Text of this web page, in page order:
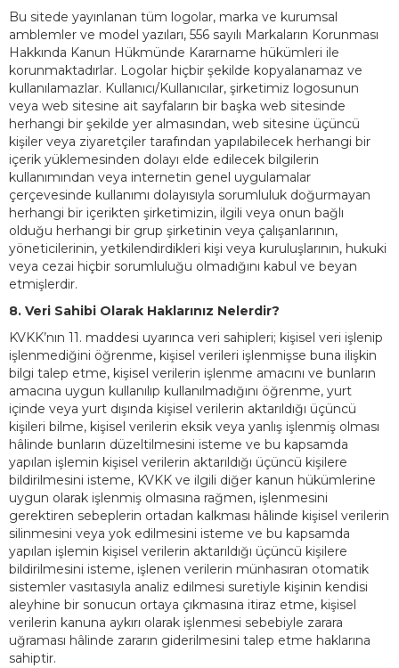
Bu sitede yayınlanan tüm logolar, marka ve kurumsal
amblemler ve model yazıları, 556 sayılı Markaların Korunması
Hakkında Kanun Hükmünde Kararname hükümleri ile
korunmaktadırlar. Logolar hiçbir şekilde kopyalanamaz ve
kullanılamazlar. Kullanıcı/Kullanıcılar, şirketimiz logosunun
veya web sitesine ait sayfaların bir başka web sitesinde
herhangi bir şekilde yer almasından, web sitesine üçüncü
kişiler veya ziyaretçiler tarafından yapılabilecek herhangi bir
içerik yüklemesinden dolayı elde edilecek bilgilerin
kullanımından veya internetin genel uygulamalar
çerçevesinde kullanımı dolayısıyla sorumluluk doğurmayan
herhangi bir içerikten şirketimizin, ilgili veya onun bağlı
olduğu herhangi bir grup şirketinin veya çalışanlarının,
yöneticilerinin, yetkilendirdikleri kişi veya kuruluşlarının, hukuki
veya cezai hiçbir sorumluluğu olmadığını kabul ve beyan
etmişlerdir.
8. Veri Sahibi Olarak Haklarınız Nelerdir?
KVKK’nın 11. maddesi uyarınca veri sahipleri; kişisel veri işlenip
işlenmediğini öğrenme, kişisel verileri işlenmişse buna ilişkin
bilgi talep etme, kişisel verilerin işlenme amacını ve bunların
amacına uygun kullanılıp kullanılmadığını öğrenme, yurt
içinde veya yurt dışında kişisel verilerin aktarıldığı üçüncü
kişileri bilme, kişisel verilerin eksik veya yanlış işlenmiş olması
hâlinde bunların düzeltilmesini isteme ve bu kapsamda
yapılan işlemin kişisel verilerin aktarıldığı üçüncü kişilere
bildirilmesini isteme, KVKK ve ilgili diğer kanun hükümlerine
uygun olarak işlenmiş olmasına rağmen, işlenmesini
gerektiren sebeplerin ortadan kalkması hâlinde kişisel verilerin
silinmesini veya yok edilmesini isteme ve bu kapsamda
yapılan işlemin kişisel verilerin aktarıldığı üçüncü kişilere
bildirilmesini isteme, işlenen verilerin münhasıran otomatik
sistemler vasıtasıyla analiz edilmesi suretiyle kişinin kendisi
aleyhine bir sonucun ortaya çıkmasına itiraz etme, kişisel
verilerin kanuna aykırı olarak işlenmesi sebebiyle zarara
uğraması hâlinde zararın giderilmesini talep etme haklarına
sahiptir.